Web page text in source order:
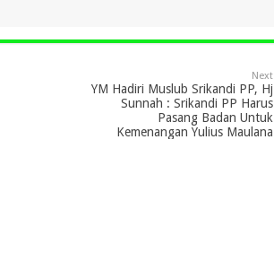
Next
YM Hadiri Muslub Srikandi PP, Hj
Sunnah : Srikandi PP Harus
Pasang Badan Untuk
Kemenangan Yulius Maulana